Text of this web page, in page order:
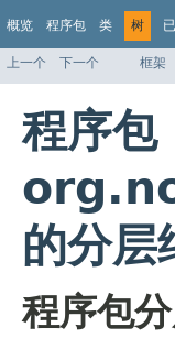
概览 程序包 类 树
上一个 下一个 框架
程序包
的分层
程序包